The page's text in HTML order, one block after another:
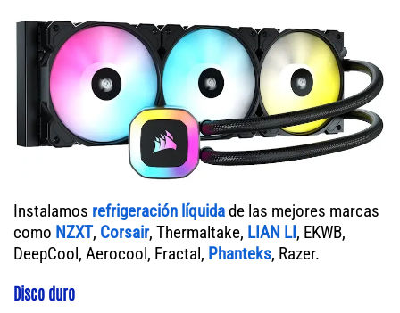
Instalamos refrigeración líquidade las mejores marcas
como NZXT, Corsair, Thermaltake, LIAN LI, EKWB,
DeepCool, Aerocool, Fractal, Phanteks, Razer.
Disco duro